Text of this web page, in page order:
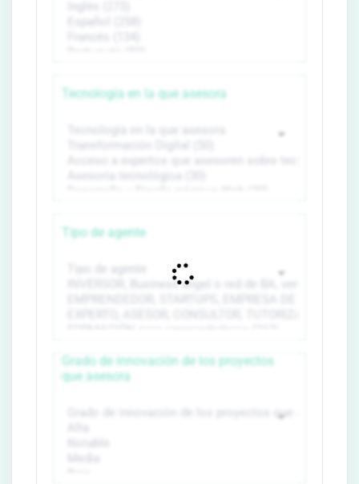
Tecnología en la que asesora
Tipo de agente
Grado de innovación de los proyectos
que asesora